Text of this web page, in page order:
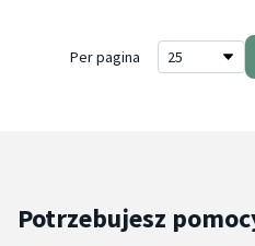
Per pagina
Potrzebujesz